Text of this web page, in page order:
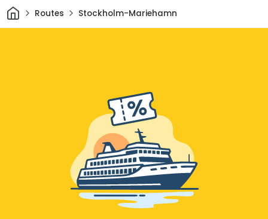
ThuisRoutes Stockholm-Mariehamn